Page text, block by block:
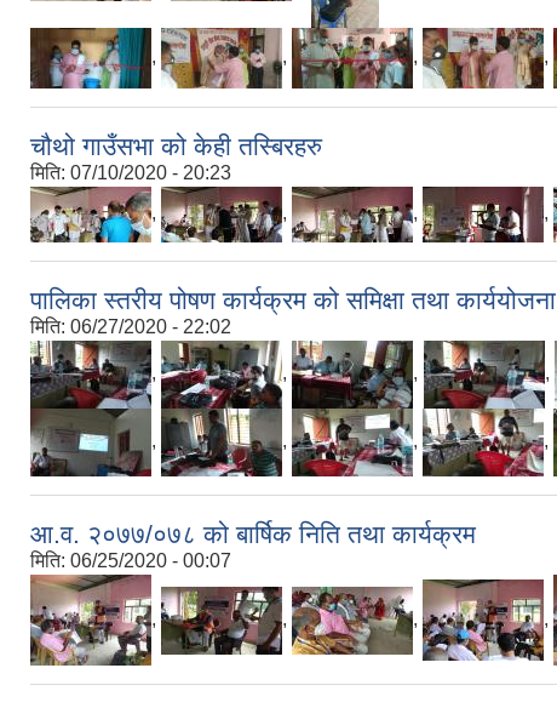
, , , ,
चौथो गाउँसभा को केही तस्बिरहरु
मिति: 07/10/2020 - 20:23
,
, , ,
पालिका स्तरीय पोषण कार्यक्रम को समिक्षा तथा कार्ययोजना
मिति: 06/27/2020 - 22:02
, , , ,
, , , ,
आ.व. २०७७/०७८ को बार्षिक निति तथा कार्यक्रम
मिति: 06/25/2020 - 00:07
, , , ,